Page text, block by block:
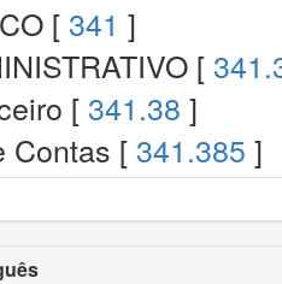
[ 341 ]
[
[ 341.38 ]
Contas [ 341.385 ]